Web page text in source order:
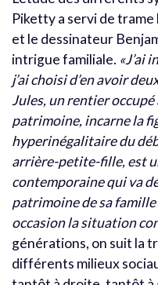
Piketty a servi de
et le dessinateur
intrigue familiale. «J’ai
j’ai choisi d’en avoir
Jules, un rentier
patrimoine, incarne la
hyperinégalitaire du
arrière-petite-fille, est
contemporaine qui va
patrimoine de sa
occasion la situation
générations, on suit la
différents milieux